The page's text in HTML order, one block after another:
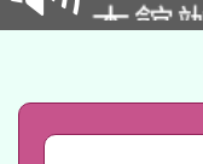
招)
礎課
A3數